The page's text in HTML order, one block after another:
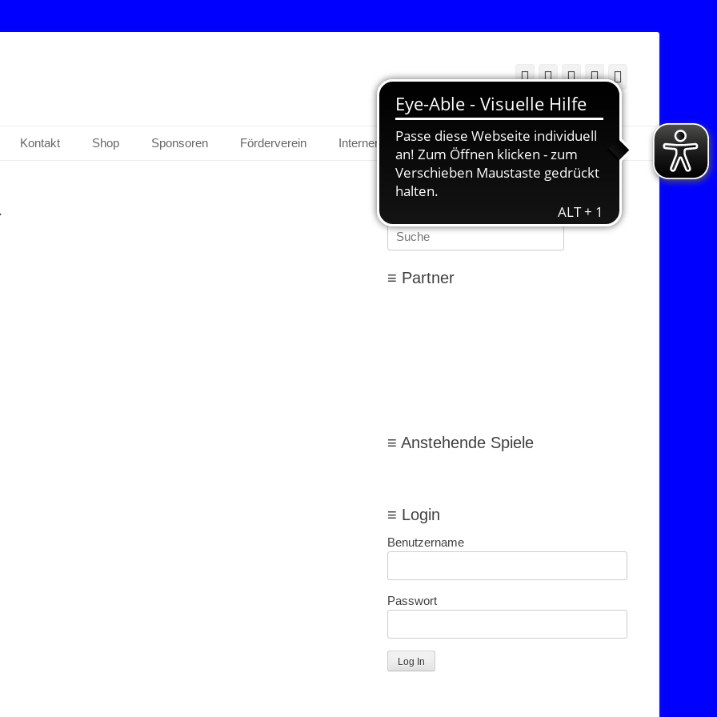
e. V. Facebook
Twitter
E- YouTube
Kontakt Shop Sponsoren Förderverein Interner Bereich
Suchen
Suchen
nach:
≡ Partner
≡ Anstehende Spiele
≡ Login
Benutzername
Passwort